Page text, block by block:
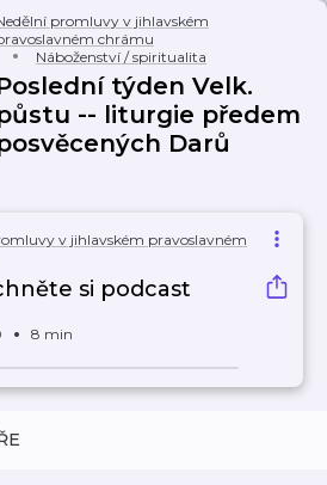
promluvy v jihlavském
chrámu
Náboženství / spiritualita
týden Velk.
-- liturgie předem
Darů
v jihlavském pravoslavném
si podcast
8 min